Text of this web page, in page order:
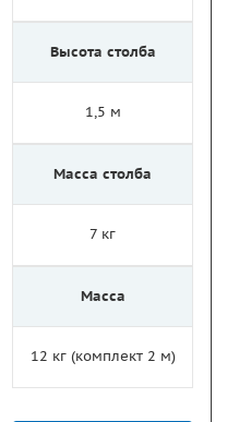
Высота столба
1,5 м
Масса столба
7 кг
Масса
12 кг (комплект 2 м)